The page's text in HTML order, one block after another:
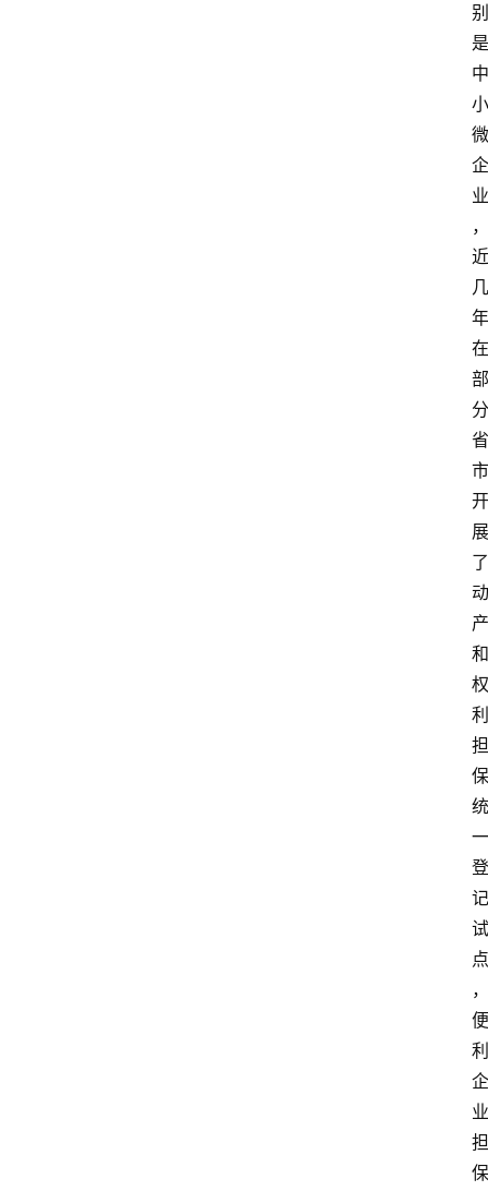
别
是
中
小
微
企
业
，
近
几
年
在
部
分
省
市
开
展
了
动
产
和
权
利
担
保
统
一
登
记
试
点
，
便
利
企
业
担
保